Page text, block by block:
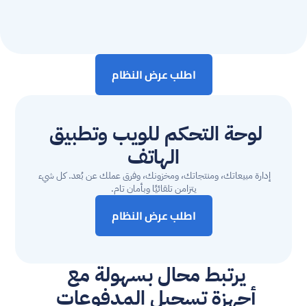
اطلب عرض النظام
الهاتف
يتزامن تلقائيًا وبأمان تام.
اطلب عرض النظام